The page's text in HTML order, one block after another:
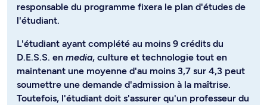
responsable du programme fixera le plan d'études de
l'étudiant.
L'étudiant ayant complété au moins 9 crédits du
D.E.S.S. en media, culture et technologie tout en
maintenant une moyenne d'au moins 3,7 sur 4,3 peut
soumettre une demande d'admission à la maîtrise.
Toutefois, l'étudiant doit s'assurer qu'un professeur du